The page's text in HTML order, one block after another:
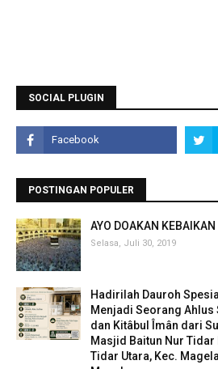
SOCIAL PLUGIN
POSTINGAN POPULER
AYO DOAKAN
Selasa, Juli 30, 2019
Hadirilah Dauroh
Menjadi Seorang Ahlus
dan Kitâbul Îmân dari
Masjid Baitun Nur
Tidar Utara, Kec.